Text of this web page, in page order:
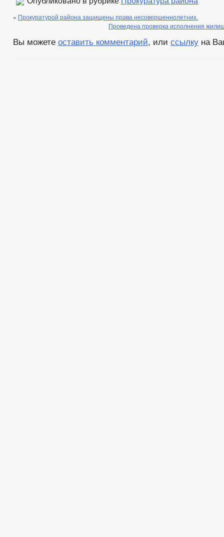
« Прокуратурой района защищены права несовершеннолетних.
Проведена проверка исполнения
Вы можете оставить комментарий, или ссылку на